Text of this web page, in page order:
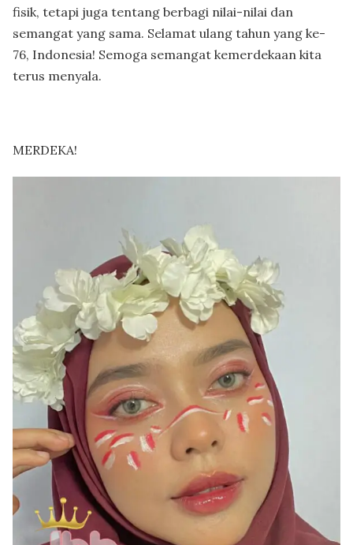
fisik, tetapi juga tentang berbagi nilai-nilai dan
semangat yang sama. Selamat ulang tahun yang ke-
76, Indonesia! Semoga semangat kemerdekaan kita
terus menyala.
MERDEKA!